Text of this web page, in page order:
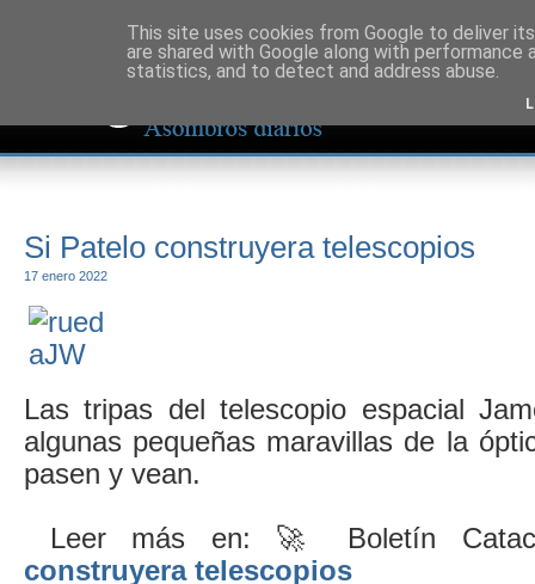
Si Patelo construyera telescopios
17 enero 2022
Las tripas del telescopio espacial
algunas pequeñas maravillas de la
pasen y vean.
Leer más en: 🚀 Boletín
construyera telescopios
This site uses cookies from Google to deliver
are shared with Google along with
statistics, and to detect and address abuse.